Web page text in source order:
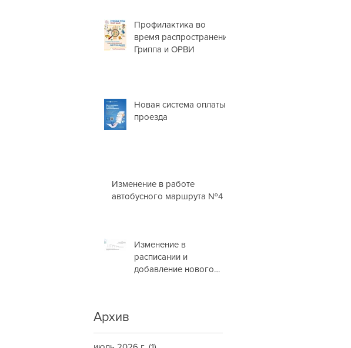
Профилактика во
время распространения
Гриппа и ОРВИ
Новая система оплаты
проезда
Изменение в работе
автобусного маршрута №4
Изменение в
расписании и
добавление нового
Архив